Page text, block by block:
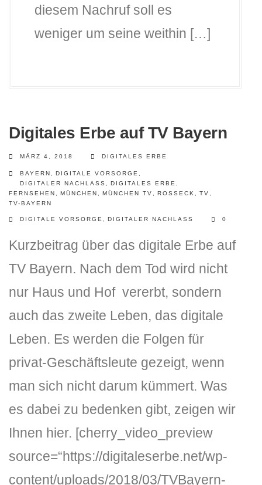
diesem Nachruf soll es
weniger um seine weithin […]
Digitales Erbe auf TV Bayern
MÄRZ 4, 2018 DIGITALES ERBE
BAYERN DIGITALE VORSORGE
DIGITALER NACHLASS
DIGITALES ERBE
FERNSEHEN
MÜNCHEN MÜNCHEN TV ROSSECK TV
TV-BAYERN
DIGITALE VORSORGE DIGITALER NACHLASS 0
Kurzbeitrag über das digitale Erbe auf
TV Bayern. Nach dem Tod wird nicht
nur Haus und Hof vererbt, sondern
auch das zweite Leben, das digitale
Leben. Es werden die Folgen für
privat-Geschäftsleute gezeigt, wenn
man sich nicht darum kümmert. Was
es dabei zu bedenken gibt, zeigen wir
Ihnen hier. [cherry_video_preview
source=“https://digitaleserbe.net/wp-
content/uploads/2018/03/TVBayern-